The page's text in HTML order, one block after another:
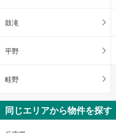
鼓滝
平野
畦野
同じエリアから物件を探す